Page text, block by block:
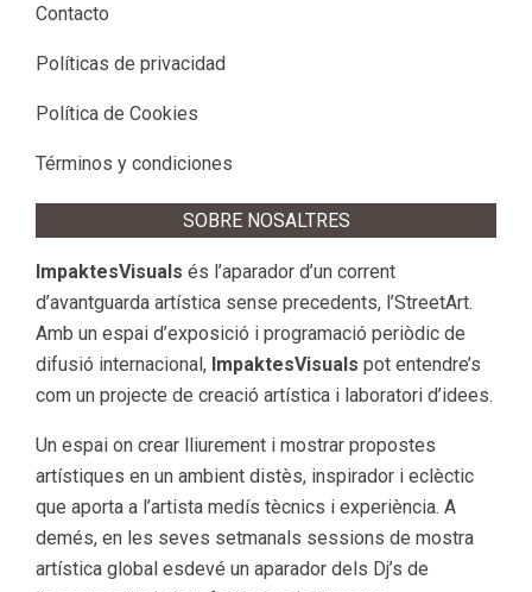
Contacto
Políticas de privacidad
Política de Cookies
Términos y condiciones
SOBRE NOSALTRES
ImpaktesVisuals és l’aparador d’un corrent
d’avantguarda artística sense precedents, l’StreetArt.
Amb un espai d’exposició i programació periòdic de
difusió internacional, ImpaktesVisuals pot entendre’s
com un projecte de creació artística i laboratori d’idees.
Un espai on crear lliurement i mostrar propostes
artístiques en un ambient distès, inspirador i eclèctic
que aporta a l’artista medís tècnics i experiència. A
demés, en les seves setmanals sessions de mostra
artística global esdevé un aparador dels Dj’s de